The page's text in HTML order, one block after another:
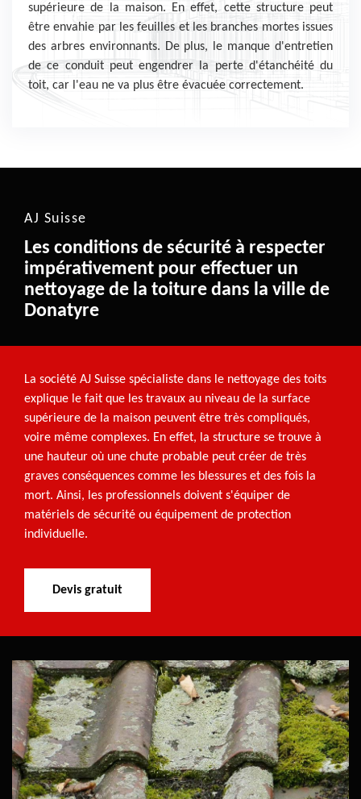
supérieure de la maison. En effet, cette structure peut
être envahie par les feuilles et les branches mortes issues
des arbres environnants. De plus, le manque d'entretien
de ce conduit peut engendrer la perte d'étanchéité du
toit, car l'eau ne va plus être évacuée correctement.
AJ Suisse
Les conditions de sécurité à respecter
impérativement pour effectuer un
nettoyage de la toiture dans la ville de
Donatyre
La société AJ Suisse spécialiste dans le nettoyage des toits
explique le fait que les travaux au niveau de la surface
supérieure de la maison peuvent être très compliqués,
voire même complexes. En effet, la structure se trouve à
une hauteur où une chute probable peut créer de très
graves conséquences comme les blessures et des fois la
mort. Ainsi, les professionnels doivent s'équiper de
matériels de sécurité ou équipement de protection
individuelle.
Devis gratuit